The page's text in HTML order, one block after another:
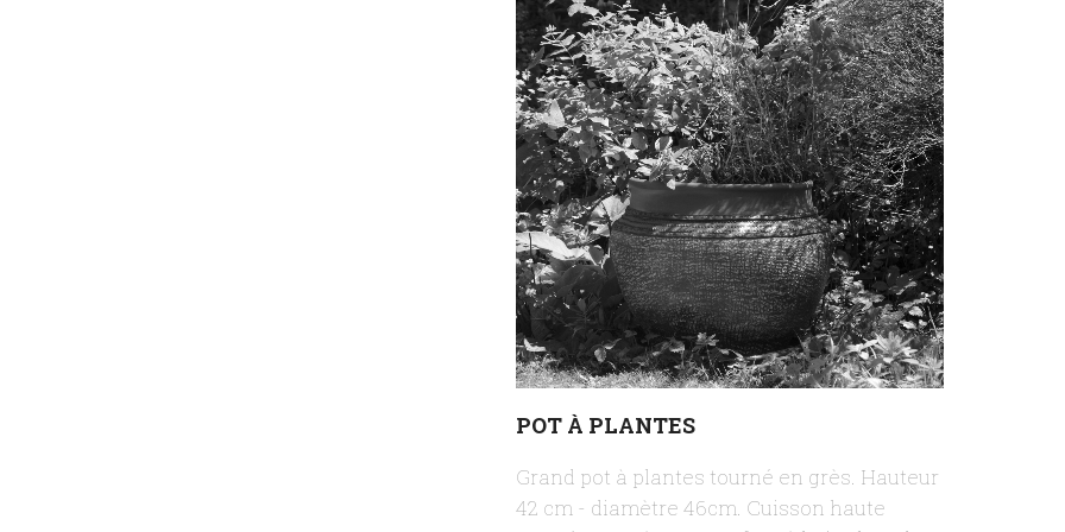
POT À PLANTES
Grand pot à plantes tourné en grès. Hauteur
42 cm - diamètre 46cm. Cuisson haute